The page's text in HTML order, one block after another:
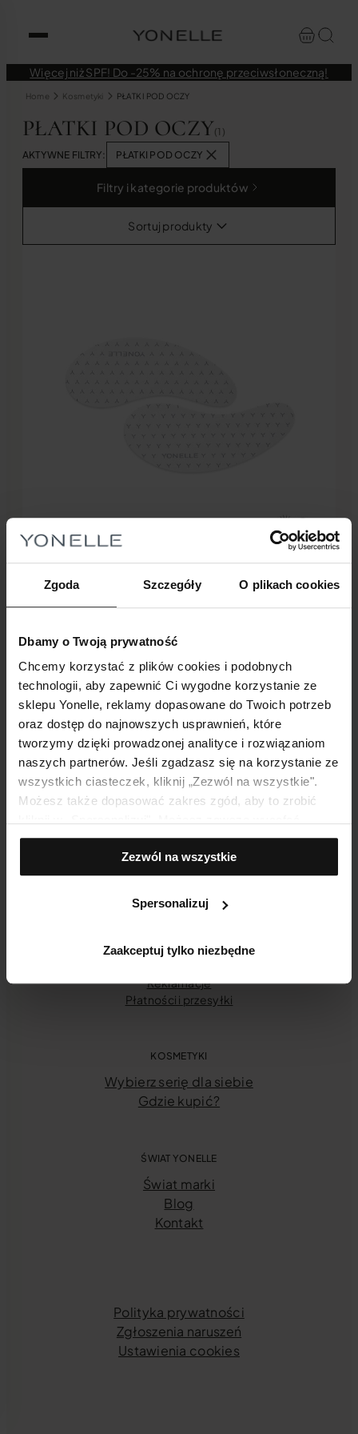
Zgoda Szczegóły O plikach cookies
Dbamy o Twoją prywatność
Chcemy korzystać z plików cookies i podobnych
technologii, aby zapewnić Ci wygodne korzystanie ze
sklepu Yonelle, reklamy dopasowane do Twoich potrzeb
oraz dostęp do najnowszych usprawnień, które
tworzymy dzięki prowadzonej analityce i rozwiązaniom
naszych partnerów. Jeśli zgadzasz się na korzystanie ze
wszystkich ciasteczek, kliknij „Zezwól na wszystkie".
Możesz także dopasować zakres zgód, aby to zrobić
zgodę, np. zmieniając ustawienia cookies, usuwając je
lub zmieniając ustawienia przeglądarki.
Zezwól na wszystkie
Spersonalizuj
Zaakceptuj tylko niezbędne
Więcej niż SPF! Do -25% na ochronę przeciwsłoneczną!
Home Kosmetyki PŁATKI POD OCZY
PŁATKI POD OCZY(1)
AKTYWNE FILTRY:
PŁATKI POD OCZY
Filtry i kategorie produktów
Sortuj produkty
Nowość
69,00zł
Aktywujące Wielorazowe Płatki Pod Oczy
Dodaj do koszyka
INFORMACJE E-SKLEP
Twoje konto
Regulamin [starszy]
Reklamacje
Płatności i przesyłki
KOSMETYKI
Wybierz serię dla siebie
Gdzie kupić?
ŚWIAT YONELLE
Świat marki
Blog
Kontakt
Polityka prywatności
Zgłoszenia naruszeń
Ustawienia cookies